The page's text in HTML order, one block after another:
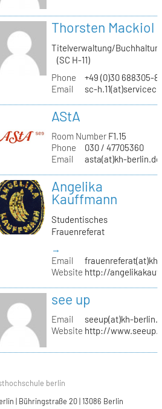
Thorsten Mackiol
Titelverwaltung/
(SC H-11)
Phone
+49 (0)30 688305-
Email
sc-
AStA
Room NumberF1.15
Phone
030 / 47705360
Email
asta(at)kh-berlin.de
Angelika
Kauffmann
Studentisches
Frauenreferat
→
Email
Website http://
see up
Email
seeup(at)kh-
Website http://
berlin
| Bühringstraße 20 | 13086 Berlin